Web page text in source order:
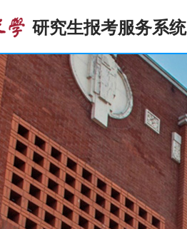
研究生报考服务系统